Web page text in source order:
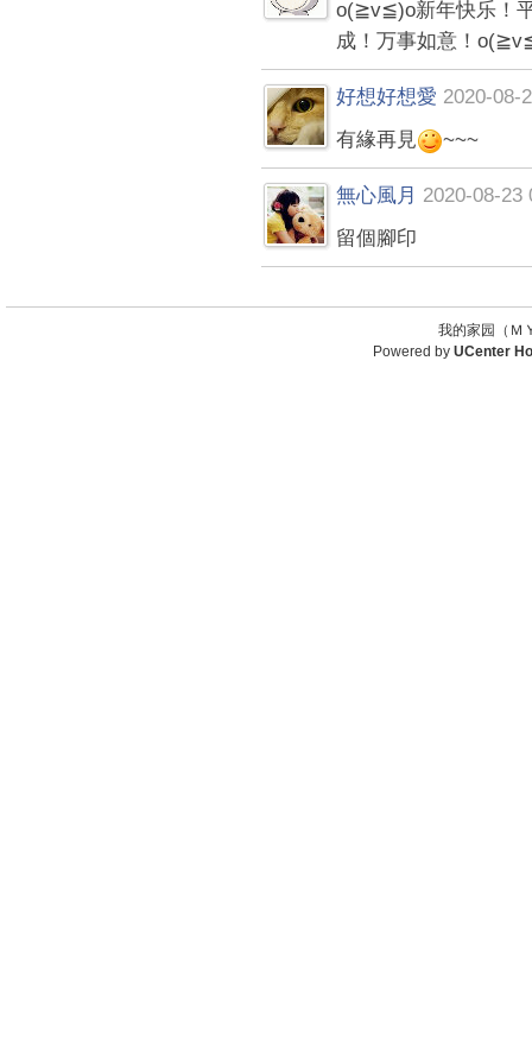
o(≧v≦)o新年快乐！
成！万事如意！
好想好想愛 2020-08-
有緣再見
~~~
無心風月 2020-08-23
留個腳印
我的家园（
Powered by UCenter